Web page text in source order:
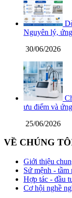
Nguyên lý,
30/06/2026
ưu điểm và
25/06/2026
VỀ CHÚNG
Giới thiệu
Sứ mệnh - tầm
Hợp tác - đầu
Cơ hội nghề